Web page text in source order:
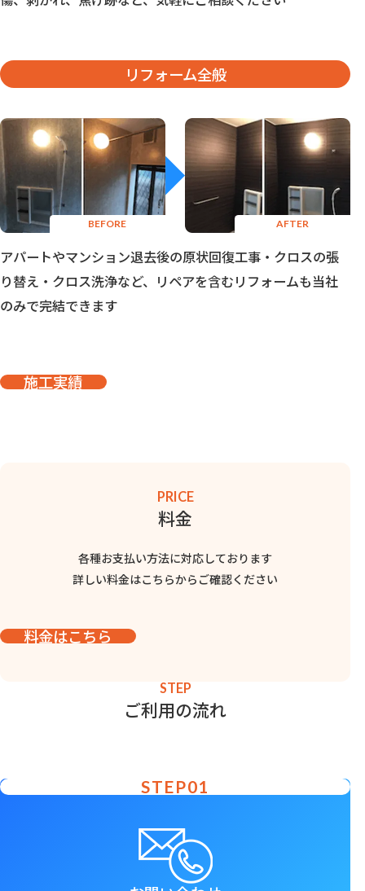
リフォーム全般
アパートやマンション退去後の原状回復工事・クロスの張
り替え・クロス洗浄など、リペアを含むリフォームも当社
のみで完結できます
施工実績
PRICE
料金
各種お支払い方法に対応しております
詳しい料金はこちらからご確認ください
料金はこちら
STEP
ご利用の流れ